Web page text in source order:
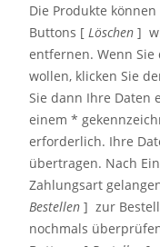
Die Produkte
Buttons [ Löschen ]
entfernen. Wenn
wollen, klicken Sie
Sie dann Ihre Daten
einem *
erforderlich. Ihre
übertragen. Nach
Zahlungsart
Bestellen ] zur
nochmals